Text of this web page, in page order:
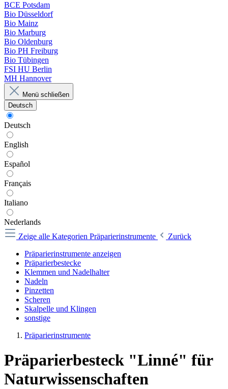
BCE Potsdam
Bio Düsseldorf
Bio Mainz
Bio Marburg
Bio Oldenburg
Bio PH Freiburg
Bio Tübingen
FSI HU Berlin
MH Hannover
Menü schließen
Deutsch
Deutsch
English
Español
Français
Italiano
Nederlands
Zeige alle Kategorien Präparierinstrumente
Zurück
Präparierinstrumente anzeigen
Präparierbestecke
Klemmen und Nadelhalter
Nadeln
Pinzetten
Scheren
Skalpelle und Klingen
sonstige
Präparierinstrumente
Präparierbesteck "Linné" für
Naturwissenschaften